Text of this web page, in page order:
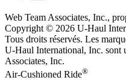
Web Team Associates, Inc.,
Copyright © 2026 U-Haul
Tous droits réservés. Les
U-Haul International, Inc. sont
Associates, Inc.
Air-Cushioned Ride®